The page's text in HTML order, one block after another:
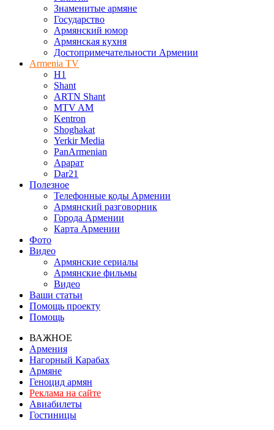
Знаменитые армяне
Государство
Армянский юмор
Армянская кухня
Достопримечательности Армении
Armenia TV
H1
Shant
ARTN Shant
MTV AM
Kentron
Shoghakat
Yerkir Media
PanArmenian
Арарат
Dar21
Полезное
Телефонные коды Армении
Армянский разговорник
Города Армении
Карта Армении
Фото
Видео
Армянские сериалы
Армянские фильмы
Видео
Ваши статьи
Помощь проекту
Помощь
ВАЖНОЕ
Армения
Нагорный Карабах
Армяне
Геноцид армян
Реклама на сайте
Авиабилеты
Гостиницы